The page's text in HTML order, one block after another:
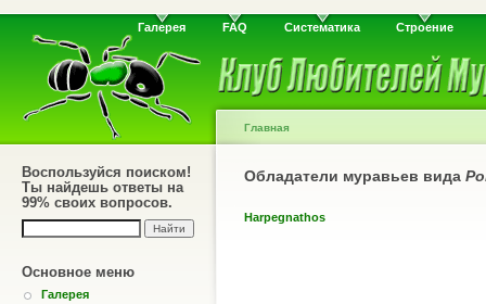
Галерея FAQ Систематика Строение
Воспользуйся поиском!
Ты найдешь ответы на
99% своих вопросов.
Основное меню
Галерея
Главная
Обладатели муравьев вида
Harpegnathos